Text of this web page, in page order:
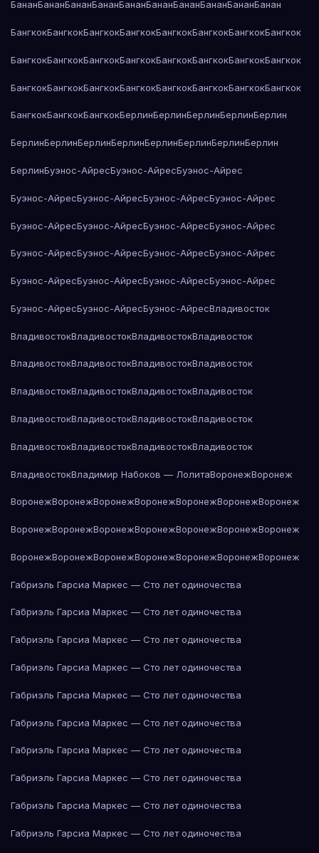
БананБананБананБананБананБананБананБананБананБанан
БангкокБангкокБангкокБангкокБангкокБангкокБангкокБангкок
БангкокБангкокБангкокБангкокБангкокБангкокБангкокБангкок
БангкокБангкокБангкокБангкокБангкокБангкокБангкокБангкок
БангкокБангкокБангкокБерлинБерлинБерлинБерлинБерлин
БерлинБерлинБерлинБерлинБерлинБерлинБерлинБерлин
БерлинБуэнос-АйресБуэнос-АйресБуэнос-Айрес
Буэнос-АйресБуэнос-АйресБуэнос-АйресБуэнос-Айрес
Буэнос-АйресБуэнос-АйресБуэнос-АйресБуэнос-Айрес
Буэнос-АйресБуэнос-АйресБуэнос-АйресБуэнос-Айрес
Буэнос-АйресБуэнос-АйресБуэнос-АйресБуэнос-Айрес
Буэнос-АйресБуэнос-АйресБуэнос-АйресВладивосток
ВладивостокВладивостокВладивостокВладивосток
ВладивостокВладивостокВладивостокВладивосток
ВладивостокВладивостокВладивостокВладивосток
ВладивостокВладивостокВладивостокВладивосток
ВладивостокВладивостокВладивостокВладивосток
ВладивостокВладимир Набоков — ЛолитаВоронежВоронеж
ВоронежВоронежВоронежВоронежВоронежВоронежВоронеж
ВоронежВоронежВоронежВоронежВоронежВоронежВоронеж
ВоронежВоронежВоронежВоронежВоронежВоронежВоронеж
Габриэль Гарсиа Маркес — Сто лет одиночества
Габриэль Гарсиа Маркес — Сто лет одиночества
Габриэль Гарсиа Маркес — Сто лет одиночества
Габриэль Гарсиа Маркес — Сто лет одиночества
Габриэль Гарсиа Маркес — Сто лет одиночества
Габриэль Гарсиа Маркес — Сто лет одиночества
Габриэль Гарсиа Маркес — Сто лет одиночества
Габриэль Гарсиа Маркес — Сто лет одиночества
Габриэль Гарсиа Маркес — Сто лет одиночества
Габриэль Гарсиа Маркес — Сто лет одиночества